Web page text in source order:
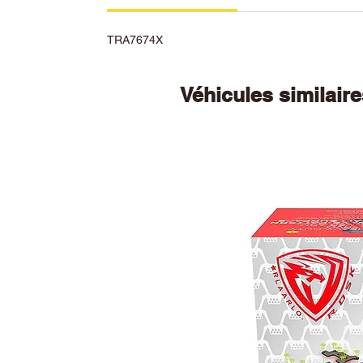
TRA7674X
Véhicules